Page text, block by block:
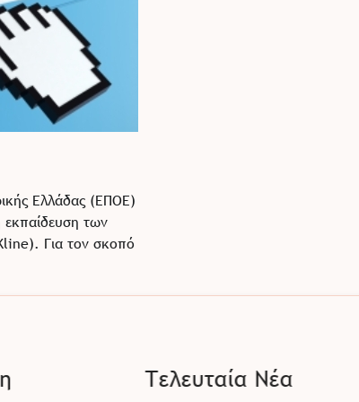
Ελλάδας (ΕΠΟΕ)
εκπαίδευση των
Για τον σκοπό
Τελευταία Νέα